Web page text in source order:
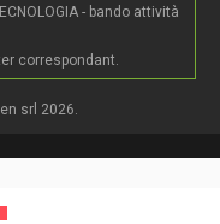
- bando attività
correspondant.
srl 2026.